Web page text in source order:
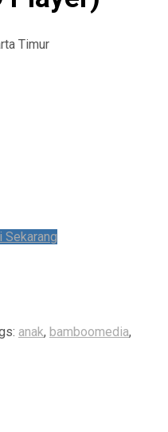
Timur
Sekarang
anak, bamboomedia,